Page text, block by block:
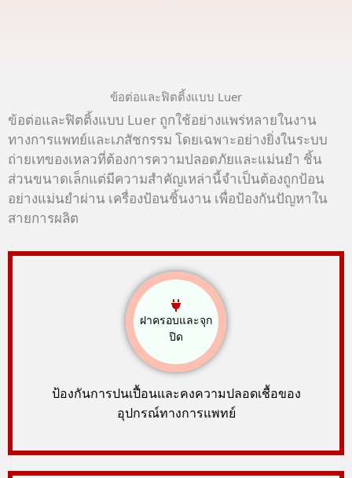
ข้อต่อและฟิตติ้งแบบ Luer
ข้อต่อและฟิตติ้งแบบ Luer ถูกใช้อย่างแพร่หลายในงาน
ทางการแพทย์และเภสัชกรรม โดยเฉพาะอย่างยิ่งในระบบ
ถ่ายเทของเหลวที่ต้องการความปลอดภัยและแม่นยำ ชิ้น
ส่วนขนาดเล็กแต่มีความสำคัญเหล่านี้จำเป็นต้องถูกป้อน
อย่างแม่นยำผ่าน เครื่องป้อนชิ้นงาน เพื่อป้องกันปัญหาใน
สายการผลิต
ฝาครอบและจุก
ปิด
ป้องกันการปนเปื้อนและคงความปลอดเชื้อของ
อุปกรณ์ทางการแพทย์